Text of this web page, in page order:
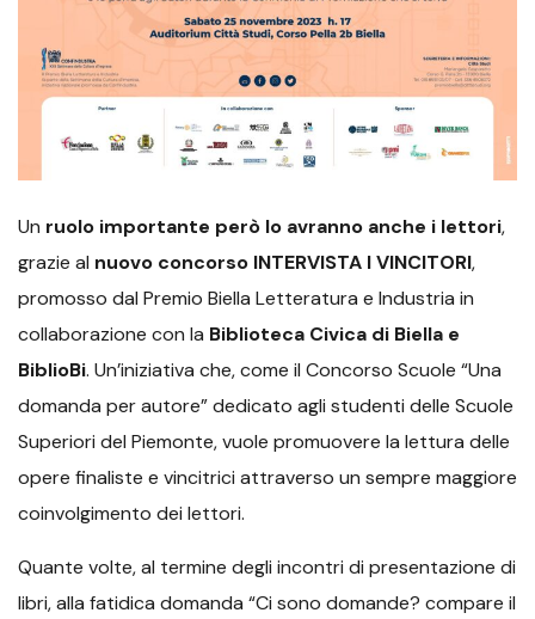
Un ruolo importante però lo avranno anche i lettori,
grazie al nuovo concorso INTERVISTA I VINCITORI,
promosso dal Premio Biella Letteratura e Industria in
collaborazione con la Biblioteca Civica di Biella e
BiblioBi. Un’iniziativa che, come il Concorso Scuole “Una
domanda per autore” dedicato agli studenti delle Scuole
Superiori del Piemonte, vuole promuovere la lettura delle
opere finaliste e vincitrici attraverso un sempre maggiore
coinvolgimento dei lettori.
Quante volte, al termine degli incontri di presentazione di
libri, alla fatidica domanda “Ci sono domande? compare il